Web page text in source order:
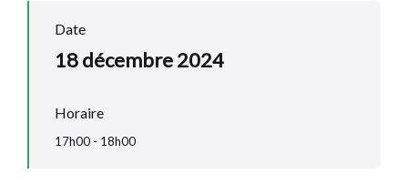
Date
18 décembre 2024
Horaire
17h00 - 18h00